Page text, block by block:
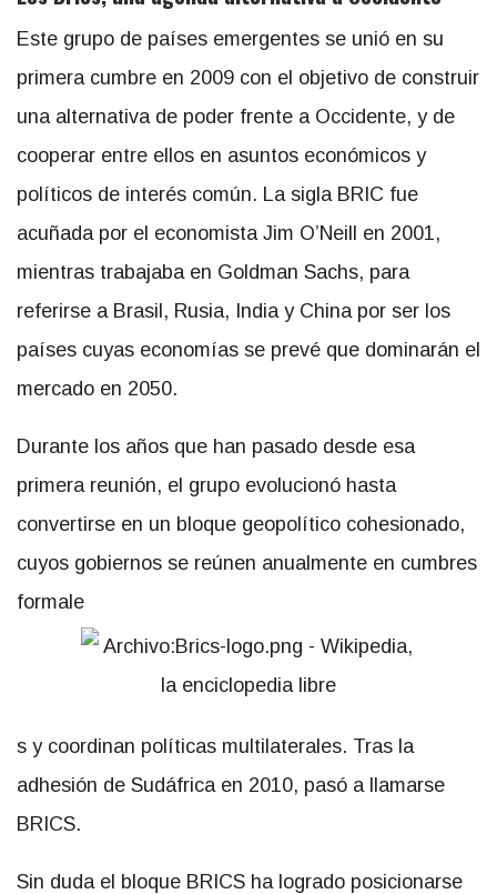
Este grupo de países emergentes se unió en su
primera cumbre en 2009 con el objetivo de construir
una alternativa de poder frente a Occidente, y de
cooperar entre ellos en asuntos económicos y
políticos de interés común. La sigla BRIC fue
acuñada por el economista Jim O’Neill en 2001,
mientras trabajaba en Goldman Sachs, para
referirse a Brasil, Rusia, India y China por ser los
países cuyas economías se prevé que dominarán el
mercado en 2050.
Durante los años que han pasado desde esa
primera reunión, el grupo evolucionó hasta
convertirse en un bloque geopolítico cohesionado,
cuyos gobiernos se reúnen anualmente en cumbres
formale
s y coordinan políticas multilaterales. Tras la
adhesión de Sudáfrica en 2010, pasó a llamarse
BRICS.
Sin duda el bloque BRICS ha logrado posicionarse